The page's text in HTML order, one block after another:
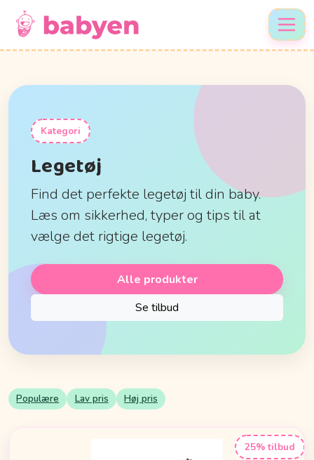
Kategori
Legetøj
Find det perfekte legetøj til din baby.
Læs om sikkerhed, typer og tips til at
vælge det rigtige legetøj.
Alle produkter
Se tilbud
Populære Lav pris Høj pris
25% tilbud